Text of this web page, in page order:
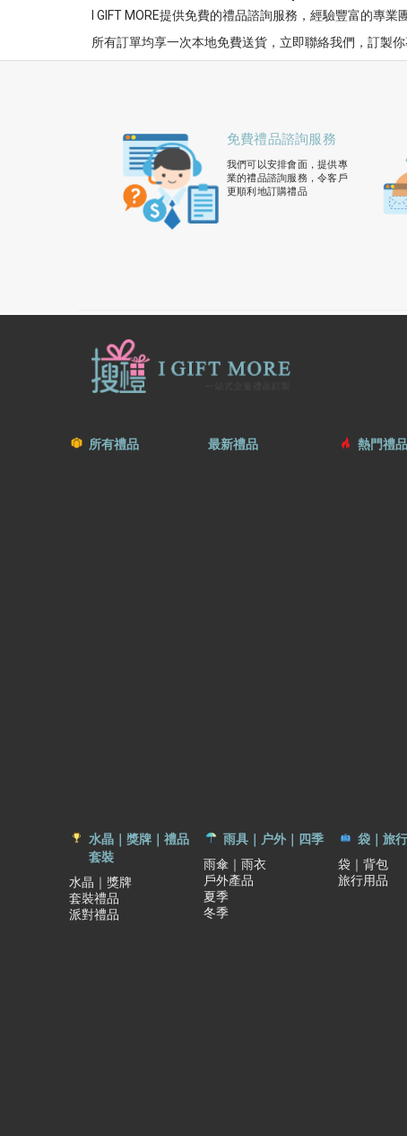
I GIFT MORE提供免費的禮品諮詢服務，經驗豐富的專
所有訂單均享一次本地免費送貨，立即聯絡我們，訂製
免費禮品諮詢服務
我們可以安排會面，提供專
業的禮品諮詢服務，令客戶
更順利地訂購禮品
所有禮品 最新禮品 熱門禮
水晶｜獎牌｜禮品
套裝
水晶｜獎牌
套裝禮品
派對禮品
雨具｜户外｜四季
雨傘｜雨衣
戶外產品
夏季
冬季
袋｜旅行
袋｜背包
旅行用品